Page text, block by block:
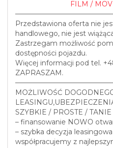
FILM /
Przedstawiona oferta nie
handlowego, nie jest
Zastrzegam możliwość
dostępności pojazdu.
Więcej informacji pod tel.
ZAPRASZAM.
MOŻLIWOŚĆ
SZYBKIE / PROSTE /
– finansowanie NOWO
– szybka decyzja
współpracujemy z